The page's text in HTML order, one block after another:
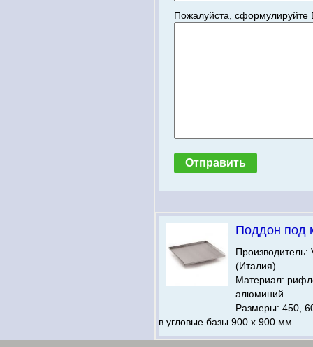
Пожалуйста,
Поддон под
Производитель:
(Италия)
Материал:
алюминий.
Размеры: 450,
в угловые базы 900 х 900 мм.